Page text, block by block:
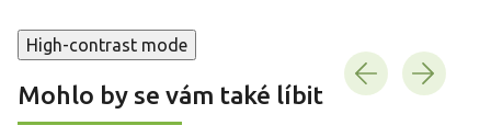
High-contrast mode
Mohlo by se vám také líbit